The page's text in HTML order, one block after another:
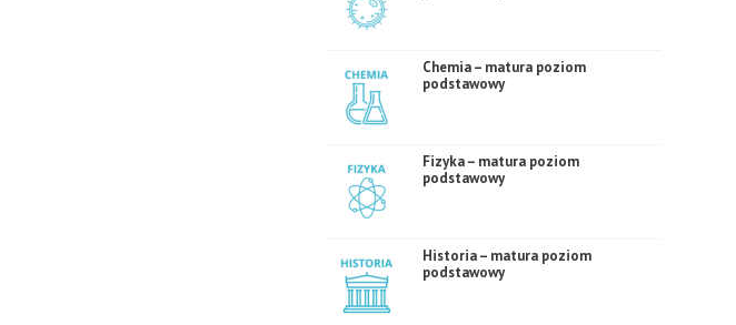
Chemia – matura poziom
podstawowy
Fizyka – matura poziom
podstawowy
Historia – matura poziom
podstawowy